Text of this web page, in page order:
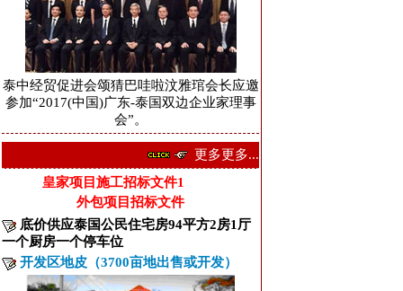
泰中经贸促进会颂猜巴哇啦汶雅琯会长应邀
参加“2017(中国)广东-泰国双边企业家理事
会”。
更多更多...
皇家项目施工招标文件1
外包项目招标文件
底价供应泰国公民住宅房94平方2房1厅
一个厨房一个停车位
开发区地皮（3700亩地出售或开发）